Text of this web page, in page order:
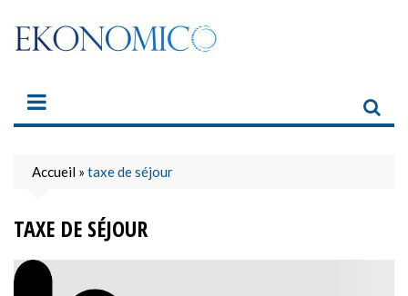
content
Accueil » taxe de séjour
TAXE DE SÉJOUR